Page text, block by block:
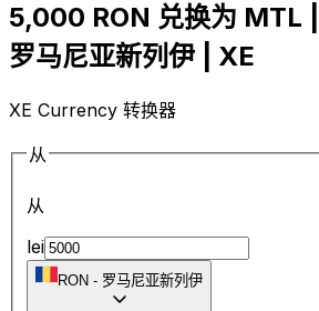
5,000 RON 兑换为 MTL
罗马尼亚新列伊 | XE
XE Currency 转换器
从
从
lei
RON - 罗马尼亚新列伊